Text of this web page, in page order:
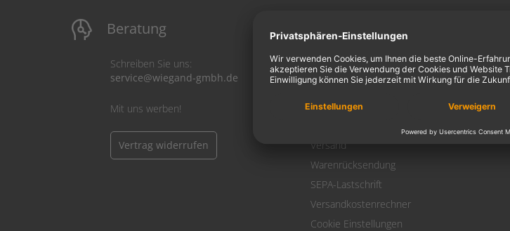
Beratung
Schreiben Sie uns:
service@wiegand-gmbh.de
Mit uns werben!
Vertrag widerrufen
Mein Konto
Mein Konto
Login
Warenkorb
Versand
Warenrücksendung
SEPA-Lastschrift
Versandkostenrechner
Cookie Einstellungen